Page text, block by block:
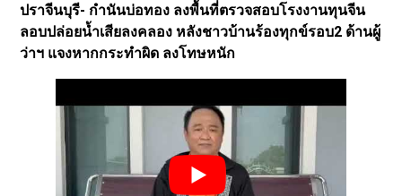
ปราจีนบุรี- กำนันบ่อทอง ลงพื้นที่ตรวจสอบโรงงานทุนจีน
ลอบปล่อยน้ำเสียลงคลอง หลังชาวบ้านร้องทุกข์รอบ2 ด้านผู้
ว่าฯ แจงหากกระทำผิด ลงโทษหนัก